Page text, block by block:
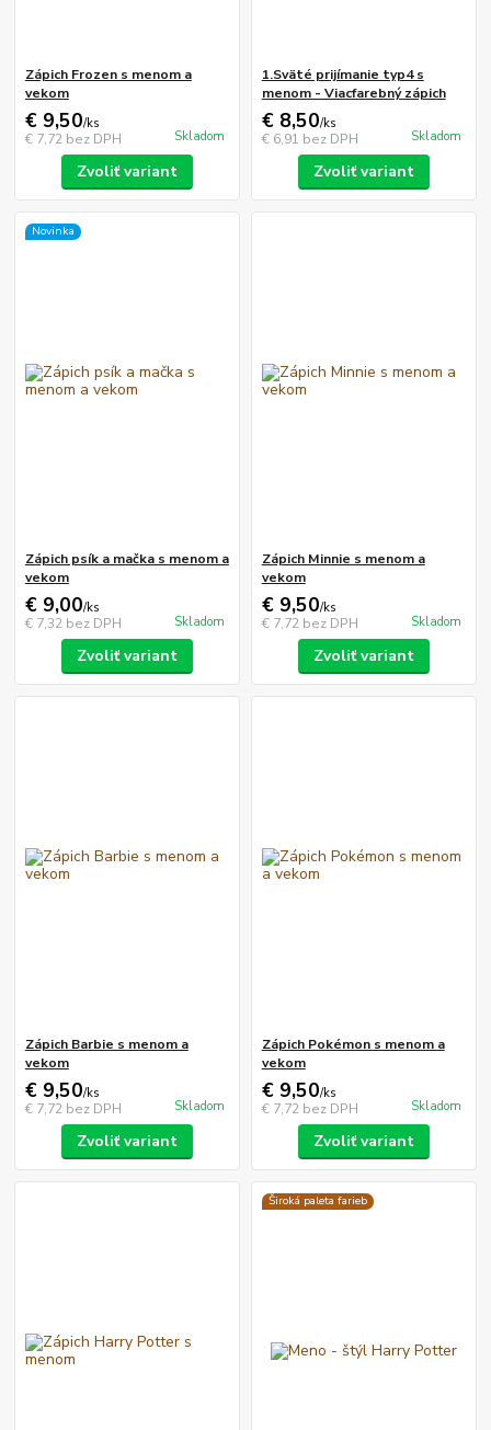
Zápich Frozen s menom a
vekom
€ 9,50/ks
€ 7,72 bez DPH Skladom
Zvoliť variant
1.Sväté prijímanie typ4 s
menom - Viacfarebný zápich
€ 8,50/ks
€ 6,91 bez DPH Skladom
Zvoliť variant
Novinka
Zápich psík a mačka s menom a
vekom
€ 9,00/ks
€ 7,32 bez DPH Skladom
Zvoliť variant
Zápich Minnie s menom a
vekom
€ 9,50/ks
€ 7,72 bez DPH Skladom
Zvoliť variant
Zápich Barbie s menom a
vekom
€ 9,50/ks
€ 7,72 bez DPH Skladom
Zvoliť variant
Zápich Pokémon s menom a
vekom
€ 9,50/ks
€ 7,72 bez DPH Skladom
Zvoliť variant
Široká paleta farieb